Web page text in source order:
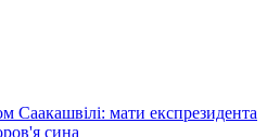
Саакашвілі: мати експрезидента
сина